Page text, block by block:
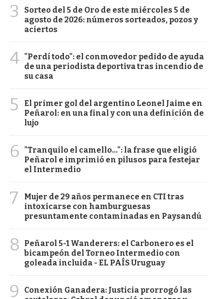
3
Sorteo del 5 de Oro de este miércoles 5 de
agosto de 2026: números sorteados, pozos y
aciertos
4 "Perdí todo": el conmovedor pedido de ayuda
de una periodista deportiva tras incendio de
su casa
5
El primer gol del argentino Leonel Jaime en
Peñarol: en una final y con una definición de
lujo
6
"Tranquilo el camello...": la frase que eligió
Peñarol e imprimió en pilusos para festejar
el Intermedio
7
Mujer de 29 años permanece en CTI tras
intoxicarse con hamburguesas
presuntamente contaminadas en Paysandú
8
Peñarol 5-1 Wanderers: el Carbonero es el
bicampeón del Torneo Intermedio con
goleada incluida - EL PAÍS Uruguay
9
Conexión Ganadera: Justicia prorrogó las